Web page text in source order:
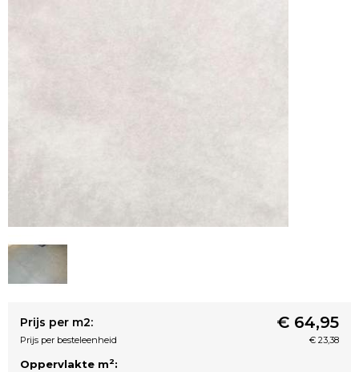
Prijs per m2: € 64,95
Prijs per besteleenheid € 23,38
Oppervlakte m2: